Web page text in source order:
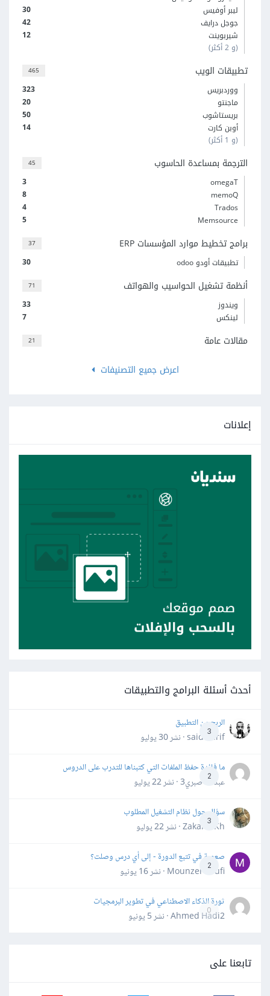
30
ليبر أوفيس
42
جوجل درايف
12
شيربوينت
(و 2 أكثر)
465 تطبيقات الويب
323
ووردبريس
20
ماجنتو
50
بريستاشوب
14
أوبن كارت
(و 1 أكثر)
45 الترجمة بمساعدة الحاسوب
3
omegaT
8
memoQ
4
Trados
5
Memsource
37 برامج تخطيط موارد المؤسسات ERP
30 تطبيقات أودو odoo
71 أنظمة تشغيل الحواسيب والهواتف
33
ويندوز
7
لينكس
21
مقالات عامة
اعرض جميع التصنيفات
إعلانات
أحدث أسئلة البرامج والتطبيقات
3
الربح من التطبيق
said darif · نشر
30 يوليو
2
ما فائدة حفظ الملفات التي كتبناها للتدرب على الدروس
عبدالله صبري3 · نشر
22 يوليو
3
سؤال حول نظام التشغيل المطلوب
Zakaria Kh · نشر
22 يوليو
2
صعوبة في تتبع الدورة - إلى أي درس وصلت؟
Mounzer Soufi · نشر
16 يونيو
0
ثورة الذكاء الاصطناعي في تطوير البرمجيات
Ahmed Hadi2 · نشر
5 يونيو
تابعنا على